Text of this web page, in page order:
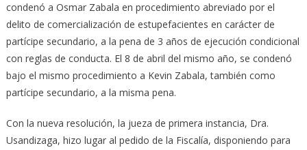
condenó a Osmar Zabala en procedimiento abreviado por el
delito de comercialización de estupefacientes en carácter de
partícipe secundario, a la pena de 3 años de ejecución condicional
con reglas de conducta. El 8 de abril del mismo año, se condenó
bajo el mismo procedimiento a Kevin Zabala, también como
partícipe secundario, a la misma pena.
Con la nueva resolución, la jueza de primera instancia, Dra.
Usandizaga, hizo lugar al pedido de la Fiscalía, disponiendo para